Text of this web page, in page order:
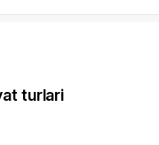
turlari